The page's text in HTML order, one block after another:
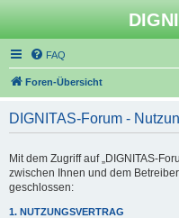
FAQ
Foren-Übersicht
DIGNITAS-Forum -
Mit dem Zugriff auf „DIGNITAS-
zwischen Ihnen und dem
geschlossen:
1. NUTZUNGSVERTRAG